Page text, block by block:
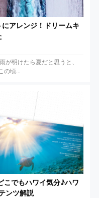
にアレンジ！ドリームキ
が明けたら夏だと思うと、
頃...
こでもハワイ気分♪ハワ
ンツ解説